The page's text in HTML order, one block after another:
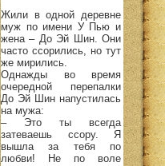
Жили в одной деревне
муж по имени У Пью и
жена – До Эй Шин. Они
часто ссорились, но тут
же мирились.
Однажды во время
очередной перепалки
До Эй Шин напустилась
на мужа:
– Это ты всегда
затеваешь ссору. Я
вышла за тебя по
любви! Не по воле